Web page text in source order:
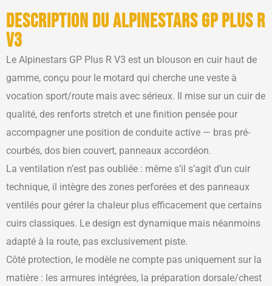
Description du Alpinestars GP Plus R
V3
Le Alpinestars GP Plus R V3 est un blouson en cuir haut de
gamme, conçu pour le motard qui cherche une veste à
vocation sport/route mais avec sérieux. Il mise sur un cuir de
qualité, des renforts stretch et une finition pensée pour
accompagner une position de conduite active — bras pré-
courbés, dos bien couvert, panneaux accordéon.
La ventilation n’est pas oubliée : même s’il s’agit d’un cuir
technique, il intègre des zones perforées et des panneaux
ventilés pour gérer la chaleur plus efficacement que certains
cuirs classiques. Le design est dynamique mais néanmoins
adapté à la route, pas exclusivement piste.
Côté protection, le modèle ne compte pas uniquement sur la
matière : les armures intégrées, la préparation dorsale/chest